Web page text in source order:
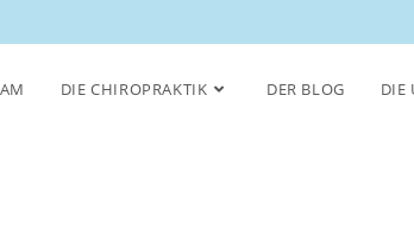
DIE CHIROPRAKTIK DER BLOG DIE